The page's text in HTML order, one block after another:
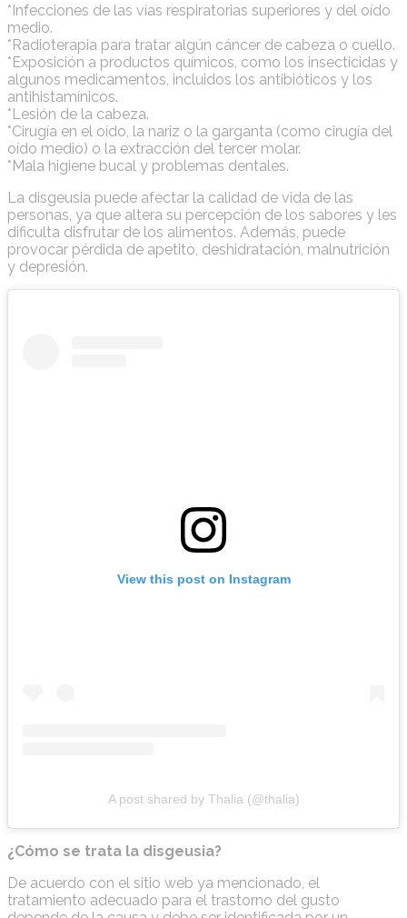
*Infecciones de las vías respiratorias superiores y del oído
medio.
*Radioterapia para tratar algún cáncer de cabeza o cuello.
*Exposición a productos químicos, como los insecticidas y
algunos medicamentos, incluidos los antibióticos y los
antihistamínicos.
*Lesión de la cabeza.
*Cirugía en el oído, la nariz o la garganta (como cirugía del
oído medio) o la extracción del tercer molar.
*Mala higiene bucal y problemas dentales.
La disgeusia puede afectar la calidad de vida de las
personas, ya que altera su percepción de los sabores y les
dificulta disfrutar de los alimentos. Además, puede
provocar pérdida de apetito, deshidratación, malnutrición
y depresión.
View this post on Instagram
A post shared by Thalia (@thalia)
¿Cómo se trata la disgeusia?
De acuerdo con el sitio web ya mencionado, el
tratamiento adecuado para el trastorno del gusto